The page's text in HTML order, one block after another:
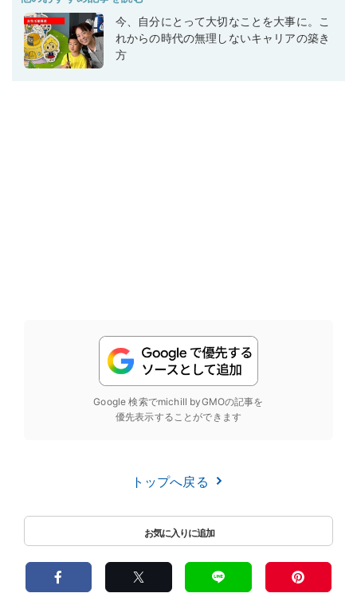
今、自分にとって大切なことを大事に。こ
れからの時代の無理しないキャリアの築き
方
Google 検索でmichill byGMOの記事を
優先表示することができます
トップへ戻る